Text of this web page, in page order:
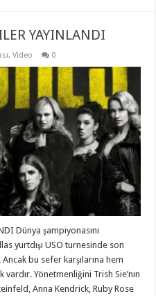
YAYINLANDI
,Video 0
Dünya şampiyonasını
yurtdışı USO turnesinde son
bu sefer karşılarına hem
Yönetmenliğini Trish Sie’nın
Anna Kendrick, Ruby Rose